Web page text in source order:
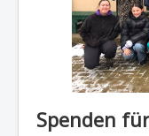
Spenden